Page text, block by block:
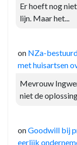
Er hoeft nog
lijn. Maar het...
on NZa-
met huisartsen
Mevrouw
niet de
onGoodwill bij
eerlijk